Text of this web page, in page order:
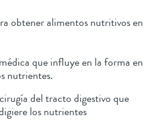
obtener alimentos nutritivos en
que influye en la forma en
nutrientes.
del tracto digestivo que
los nutrientes